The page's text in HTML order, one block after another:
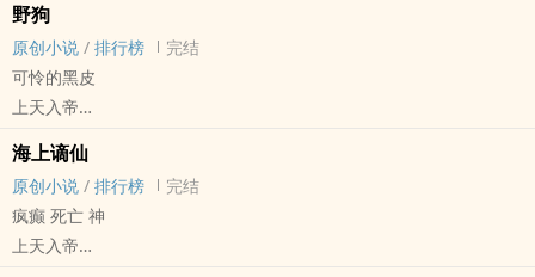
HE - 狗血 - ABO
本文大概就是你被免费送了个人夫。还不用负责。嘻。
屑人写的屑文。
野狗
原创小说 / 排行榜
完结
可怜的黑皮
上天入帝
原创小说 - BL - 短篇 - 完结
HE - H/C - 年下
岸边飘来了一条野狗。
海上谪仙
原创小说 / 排行榜
完结
疯癫 死亡 神
上天入帝